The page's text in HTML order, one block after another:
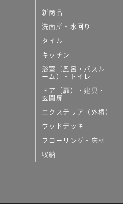
新商品
洗面所・水回り
タイル
キッチン
浴室（風呂・バスル
ーム）・トイレ
ドア（扉）・建具・
玄関扉
エクステリア（外構）
ウッドデッキ
フローリング・床材
収納